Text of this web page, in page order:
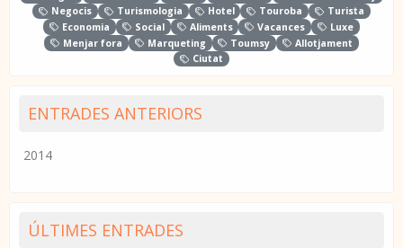
Negocis
Turismologia Hotel Touroba
Turista
Economia
Social Aliments Vacances
Luxe
Menjar fora
Marqueting Toumsy
Allotjament
Ciutat
ENTRADES ANTERIORS
2014
ÚLTIMES ENTRADES